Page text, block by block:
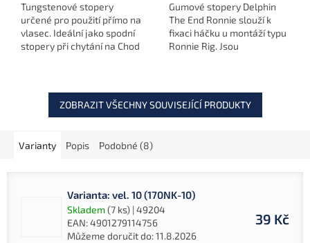
Tungstenové stopery
určené pro použití přímo na
vlasec. Ideální jako spodní
stopery při chytání na Chod
Gumové stopery Delphin
The End Ronnie slouží k
fixaci háčku u montáží typu
Ronnie Rig. Jsou
nástrahy.
ZOBRAZIT VŠECHNY SOUVISEJÍCÍ PRODUKTY
Varianty Popis Podobné (8)
Varianta: vel. 10 (170NK-10)
Skladem(7 ks) | 49204
EAN:4901279114756
Můžeme doručit do:11.8.2026
39 Kč